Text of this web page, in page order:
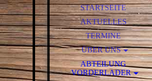
STARTSEITE
AKTUELLES
TERMINE
ÜBER UNS
UNSER SCHIESSSTAND
ERFOLGE
ABTEILUNG
VORDERLADER